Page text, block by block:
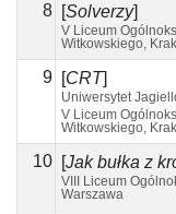
8 [Solverzy]
V Liceum
Witkowskiego,
9 [CRT]
Uniwersytet
V Liceum
Witkowskiego,
10 [Jak bułka z
VIII Liceum
Warszawa